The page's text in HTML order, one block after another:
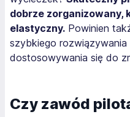
dobrze zorganizowany,
elastyczny. Powinien
szybkiego rozwiązywania
dostosowywania się do
Czy zawód